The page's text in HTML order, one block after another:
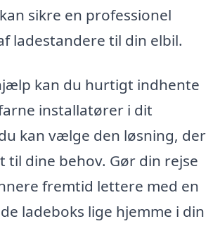
sikre en professionel
ladestandere til din elbil.
kan du hurtigt indhente
installatører i dit
kan vælge den løsning, der
til dine behov. Gør din rejse
fremtid lettere med en
ladeboks lige hjemme i din